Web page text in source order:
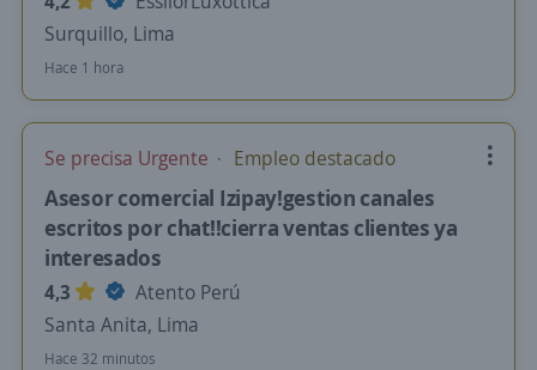
Surquillo, Lima
Hace 1 hora
Se precisa Urgente Empleo destacado
Asesor comercial Izipay!gestion canales
escritos por chat!!cierra ventas clientes ya
interesados
4,3
Atento Perú
Santa Anita, Lima
Hace 32 minutos